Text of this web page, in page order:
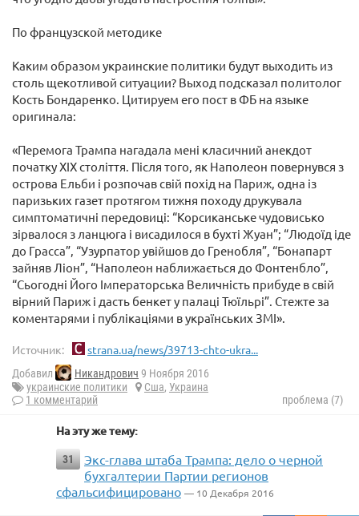
По французской методике
Каким образом украинские политики будут выходить из
столь щекотливой ситуации? Выход подсказал политолог
Кость Бондаренко. Цитируем его пост в ФБ на языке
оригинала:
«Перемога Трампа нагадала мені класичний анекдот
початку XIX століття. Після того, як Наполеон повернувся з
острова Ельби і розпочав свій похід на Париж, одна із
паризьких газет протягом тижня походу друкувала
симптоматичні передовиці: “Корсиканське чудовисько
зірвалося з ланцюга і висадилося в бухті Жуан”; “Людоїд іде
до Грасса”, “Узурпатор увійшов до Гренобля”, “Бонапарт
зайняв Ліон”, “Наполеон наближається до Фонтенбло”,
“Сьогодні Його Імператорська Величність прибуде в свій
вірний Париж і дасть бенкет у палаці Тюїльрі”. Стежте за
коментарями і публікаціями в українських ЗМІ».
Источник: strana.ua/news/39713-chto-ukra...
Добавил Никандрович 9 Ноября 2016
украинские политики
Сша, Украина
1 комментарий
проблема (7)
На эту же тему:
31
Экс-глава штаба Трампа: дело о черной
бухгалтерии Партии регионов
сфальсифицировано — 10 Декабря 2016